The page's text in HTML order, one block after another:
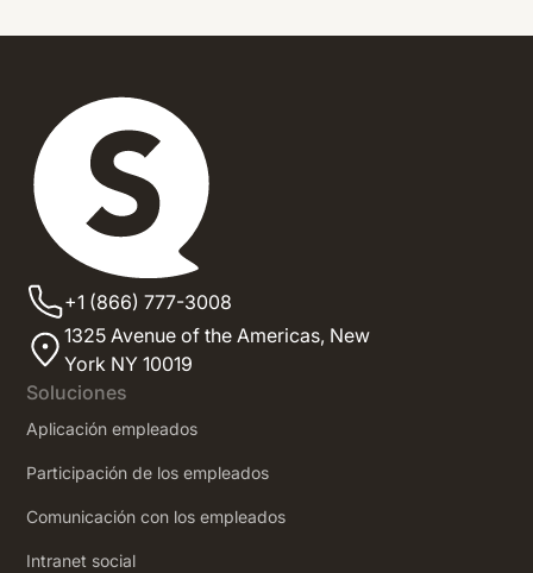
+1 (866) 777-3008
1325 Avenue of the Americas, New
York NY 10019
Soluciones
Aplicación empleados
Participación de los empleados
Comunicación con los empleados
Intranet social